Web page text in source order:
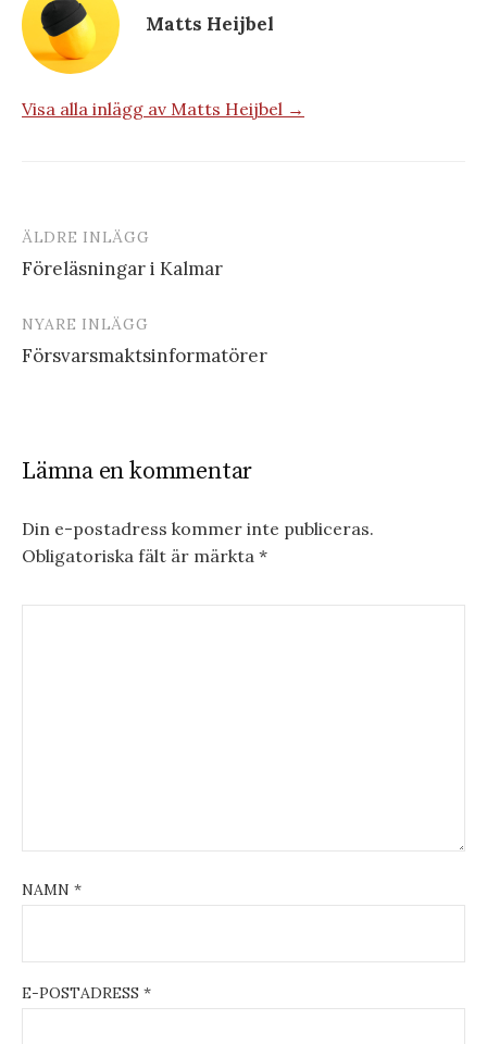
Matts Heijbel
Visa alla inlägg av Matts Heijbel →
Inläggsnavigering
ÄLDRE INLÄGG
Föreläsningar i Kalmar
NYARE INLÄGG
Försvarsmaktsinformatörer
Lämna en kommentar
Din e-postadress kommer inte publiceras.
Obligatoriska fält är märkta *
NAMN *
E-POSTADRESS *